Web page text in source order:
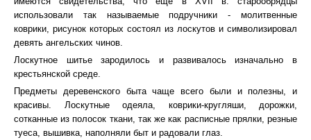
использовали так называемые подручники - молитвенные
коврики, рисунок которых состоял из лоскутов и символизировал
девять ангельских чинов.
Лоскутное шитье зародилось и развивалось изначально в
крестьянской среде.
Предметы деревенского быта чаще всего были и полезны, и
красивы. Лоскутные одеяла, коврики-кругляши, дорожки,
сотканные из полосок ткани, так же как расписные прялки, резные
туеса, вышивка, наполняли быт и радовали глаз.